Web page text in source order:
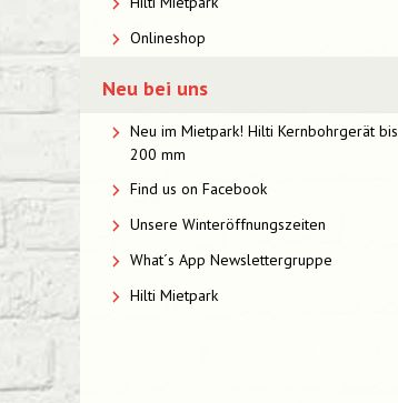
Onlineshop
Neu bei uns
Neu im Mietpark! Hilti Kernbohrgerät bis
200 mm
Find us on Facebook
Unsere Winteröffnungszeiten
What´s App Newslettergruppe
Hilti Mietpark